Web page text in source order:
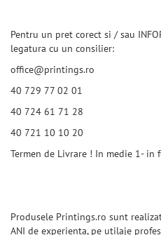
Pentru un pret corect si / sau
legatura cu un consilier:
office@printings.ro
40 729 77 02 01
40 724 61 71 28
40 721 10 10 20
Termen de Livrare ! In medie 1-
Produsele Printings.ro sunt
ANI de experienta, pe utilaje